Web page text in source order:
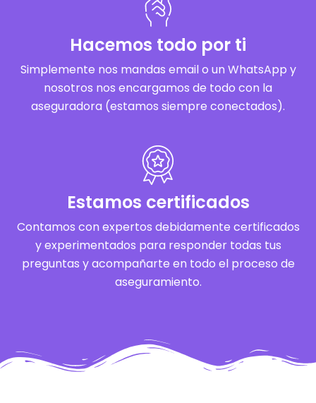
Hacemos todo por ti
Simplemente nos mandas email o un WhatsApp y
nosotros nos encargamos de todo con la
aseguradora (estamos siempre conectados).
Estamos certificados
Contamos con expertos debidamente certificados
y experimentados para responder todas tus
preguntas y acompañarte en todo el proceso de
aseguramiento.